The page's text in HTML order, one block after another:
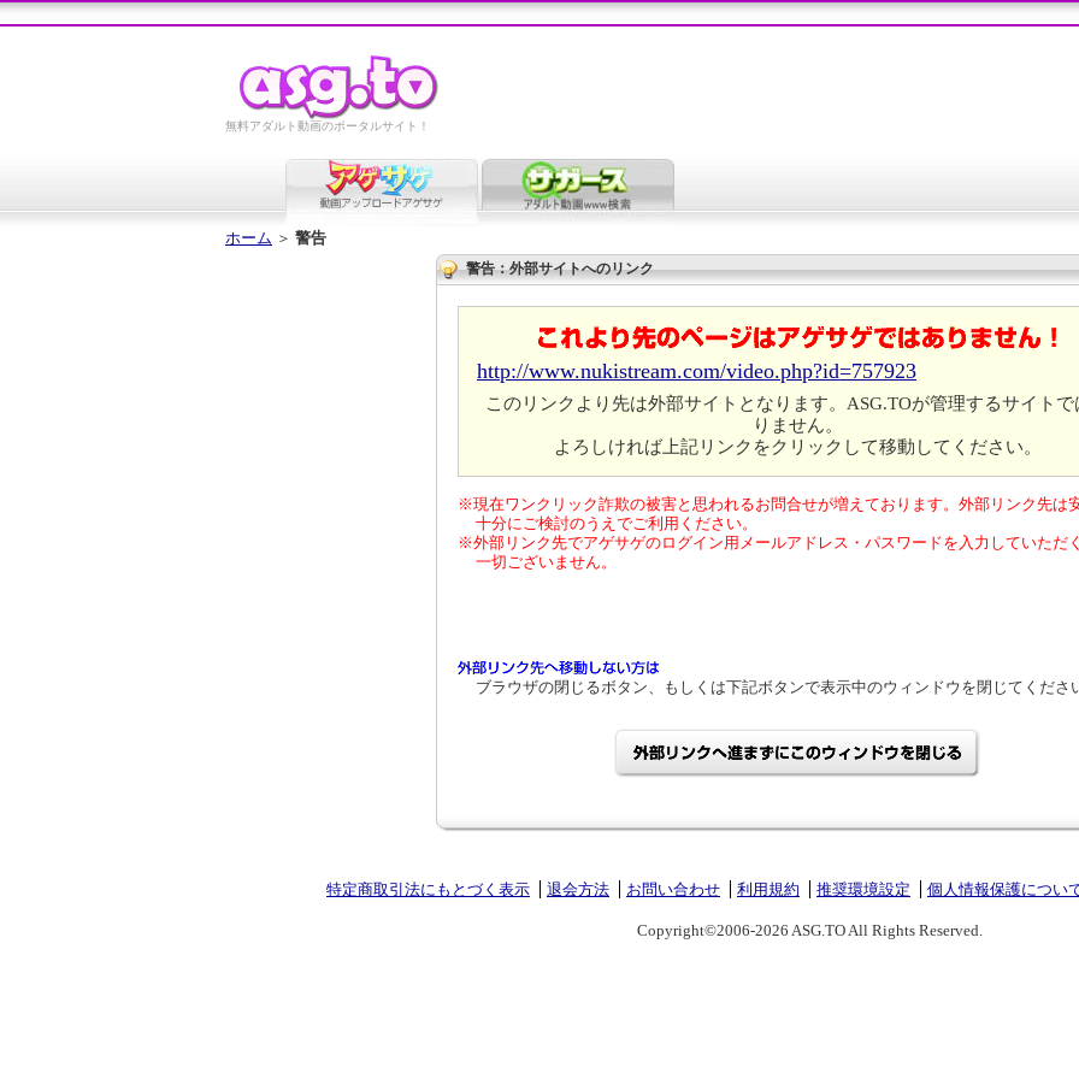
無料アダルト動画のポータルサイト！
ホーム ＞ 警告
警告：外部サイトへのリンク
http://www.nukistream.com/video.php?id=757923
このリンクより先は外部サイトとなります。ASG.TOが管理するサイトで
りません。
よろしければ上記リンクをクリックして移動してください。
※現在ワンクリック詐欺の被害と思われるお問合せが増えております。外部リンク先は
十分にご検討のうえでご利用ください。
※外部リンク先でアゲサゲのログイン用メールアドレス・パスワードを入力していただ
一切ございません。
ブラウザの閉じるボタン、もしくは下記ボタンで表示中のウィンドウを閉じてくださ
特定商取引法にもとづく表示 退会方法 お問い合わせ 利用規約 推奨環境設定 個人情報保護につい
Copyright©2006-2026 ASG.TO All Rights Reserved.